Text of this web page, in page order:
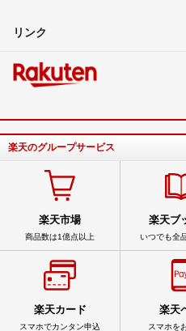
リンク
楽天のグループサービス
楽天市場
商品数は1億点以上
楽天ブ
いつでも全
楽天カード
スマホでカンタン申込
楽天
スマホを